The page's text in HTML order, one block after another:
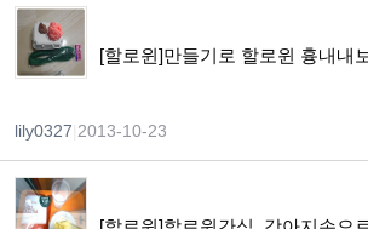
[할로윈]만들기로 할로윈 흉내내
lily0327 2013-10-23